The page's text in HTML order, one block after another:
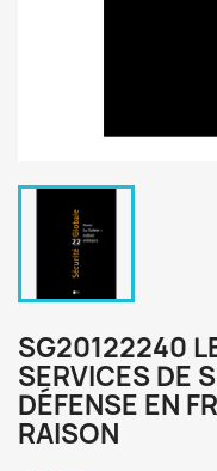
SG20122240
SERVICES DE
DÉFENSE EN
RAISON